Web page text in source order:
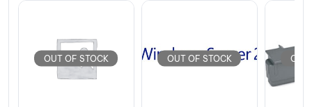
OUT OF STOCK OUT OF STOCK